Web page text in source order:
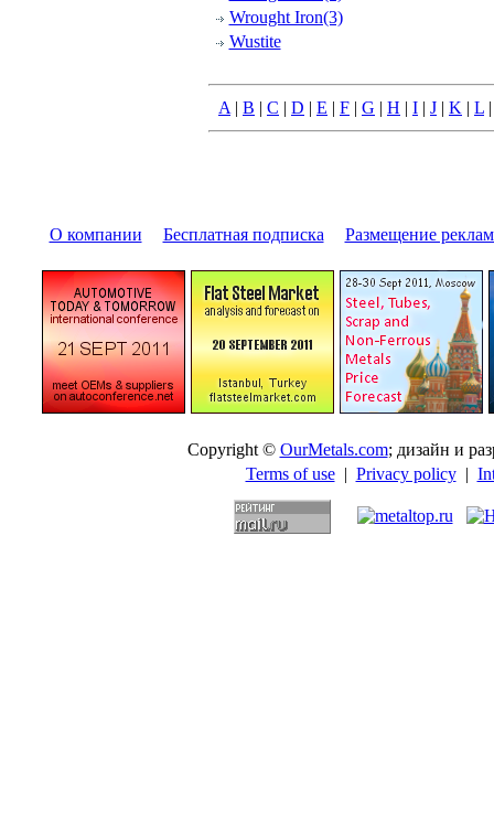
Wrought Iron(3)
Wustite
A | B | C | D | E | F | G | H | I | J | K | L
О компании Бесплатная подписка Размещение
Copyright © OurMetals.com; дизайн и
Terms of use| Privacy policy|